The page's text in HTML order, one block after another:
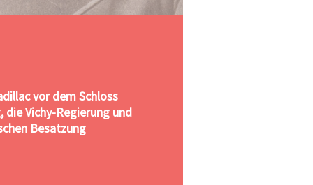
vor dem Schloss
Vichy-Regierung und
Besatzung